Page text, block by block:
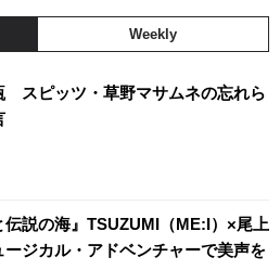
Weekly
スピッツ・草野マサムネの忘れら
伝説の海』TSUZUMI（ME:I）×尾上
ージカル・アドベンチャーで美声を